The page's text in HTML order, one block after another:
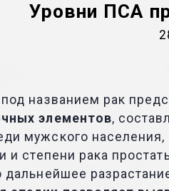
Уровни ПСА
названием рак
элементов,
мужского
и степени рака
дальнейшее